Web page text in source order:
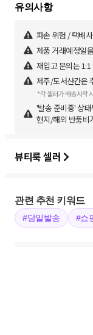
유의사항
파손 위험 / 택배
제품 거래예정일
재입고 문의는
제주/도서산간은
*각 셀러가 배송시작
'발송 준비중' 상
현지/해외 반품비
뷰티룩 셀러
관련 추천 키워드
#당일발송 #쇼